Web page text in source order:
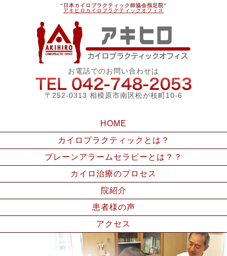
“日本カイロプラクティック師協会指定院”
アキヒロカイロプラクティックオフィス
お電話でのお問い合わせは
〒252-0313 相模原市南区松が枝町10-6
HOME
カイロプラクティックとは？
ブレーンアラームセラピーとは？？
カイロ治療のプロセス
院紹介
患者様の声
アクセス